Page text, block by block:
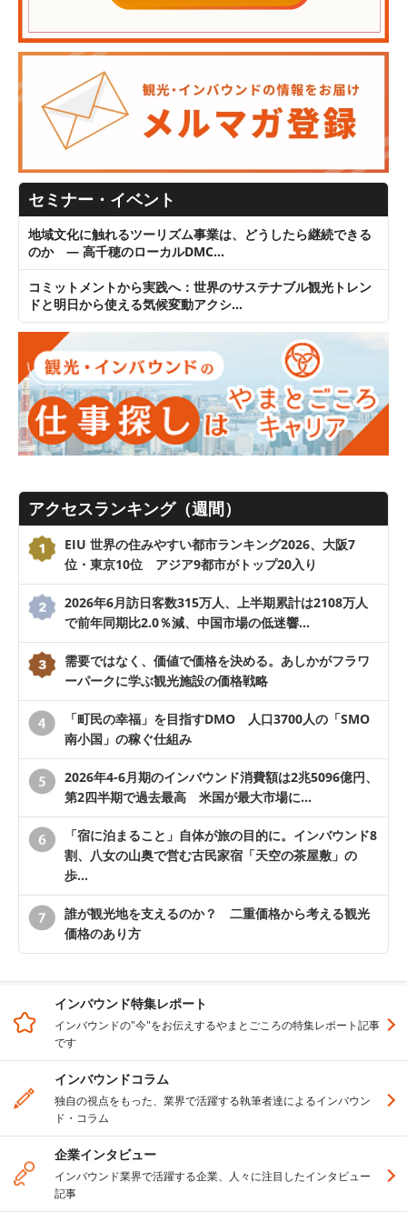
セミナー・イベント
地域文化に触れるツーリズム事業は、どうしたら継続できる
のか ― 高千穂のローカルDMC…
コミットメントから実践へ：世界のサステナブル観光トレン
ドと明日から使える気候変動アクシ…
アクセスランキング（週間）
EIU 世界の住みやすい都市ランキング2026、大阪7
位・東京10位 アジア9都市がトップ20入り
2026年6月訪日客数315万人、上半期累計は2108万人
で前年同期比2.0％減、中国市場の低迷響…
需要ではなく、価値で価格を決める。あしかがフラワ
ーパークに学ぶ観光施設の価格戦略
「町民の幸福」を目指すDMO 人口3700人の「SMO
南小国」の稼ぐ仕組み
2026年4-6月期のインバウンド消費額は2兆5096億円、
第2四半期で過去最高 米国が最大市場に…
「宿に泊まること」自体が旅の目的に。インバウンド8
割、八女の山奥で営む古民家宿「天空の茶屋敷」の
歩…
誰が観光地を支えるのか？ 二重価格から考える観光
価格のあり方
インバウンド特集レポート
インバウンドの"今"をお伝えするやまとごころの特集レポート記事
です
インバウンドコラム
独自の視点をもった、業界で活躍する執筆者達によるインバウン
ド・コラム
企業インタビュー
インバウンド業界で活躍する企業、人々に注目したインタビュー
記事